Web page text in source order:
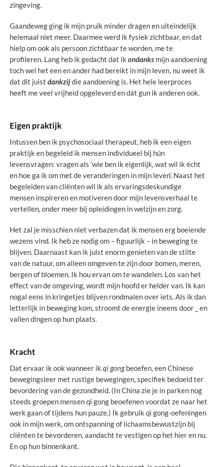
zingeving.
Gaandeweg ging ik mijn pruik minder dragen en uiteindelijk
helemaal niet meer. Daarmee werd ik fysiek zichtbaar, en dat
hielp om ook als persoon zichtbaar te worden, me te
profileren. Lang heb ik gedacht dat ik ondanks mijn aandoening
toch wel het een en ander had bereikt in mijn leven, nu weet ik
dat dit juist dankzijdie aandoening is. Het hele leerproces
heeft me veel vrijheid opgeleverd en dát gun ik anderen ook.
Eigen praktijk
Intussen ben ik psychosociaal therapeut, heb ik een eigen
praktijk en begeleid ik mensen individueel bij hún
levensvragen: vragen als ‘wie ben ik eigenlijk, wat wil ik écht
en hoe ga ik om met de veranderingen in mijn leven’. Naast het
begeleiden van cliënten wil ik als ervaringsdeskundige
mensen inspireren en motiveren door mijn levensverhaal te
vertellen, onder meer bij opleidingen in welzijn en zorg.
Het zal je misschien niet verbazen dat ik mensen erg boeiende
wezens vind. Ik heb ze nodig om – figuurlijk – in beweging te
blijven. Daarnaast kan ik juist enorm genieten van de stilte
van de natuur, om alleen omgeven te zijn door bomen, meren,
bergen of bloemen. Ik hou ervan om te wandelen. Los van het
effect van de omgeving, wordt mijn hoofd er helder van. Ik kan
nogal eens in kringetjes blijven rondmalen over iets. Als ik dan
letterlijk in beweging kom, stroomt de energie ineens door _ en
vallen dingen op hun plaats.
Kracht
Dat ervaar ik ook wanneer ik qi gongbeoefen, een Chinese
bewegingsleer met rustige bewegingen, specifiek bedoeld ter
bevordering van de gezondheid. (In China zie je in parken nog
steeds groepen mensen qi gong beoefenen voordat ze naar het
werk gaan of tijdens hun pauze.) Ik gebruik qi gong-oefeningen
ook in mijn werk, om ontspanning of lichaamsbewustzijn bij
cliënten te bevorderen, aandacht te vestigen op het hier en nu.
En op hun binnenkant.